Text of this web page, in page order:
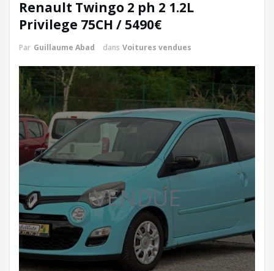
Renault Twingo 2 ph 2 1.2L
Privilege 75CH / 5490€
Par Guillaume Abad dans Voitures vendues
VENDUE